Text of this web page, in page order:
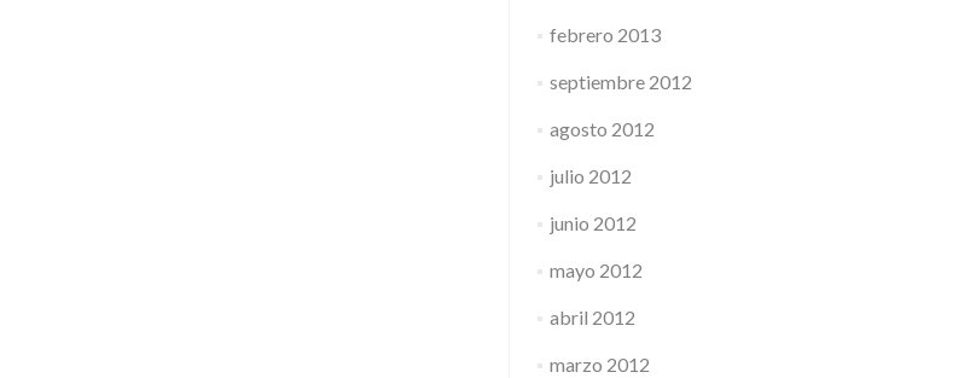
febrero 2013
septiembre 2012
agosto 2012
julio 2012
junio 2012
mayo 2012
abril 2012
marzo 2012